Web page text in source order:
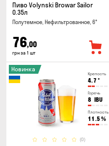
Пиво Volynski Browar Sailor
0.35л
Полутемное, Нефильтрованное, 6°
76,00
грн за 1 шт
Крепость
4.7 °
Горечь
8 IBU
Плотность
11.5 %
(0)
Новинка